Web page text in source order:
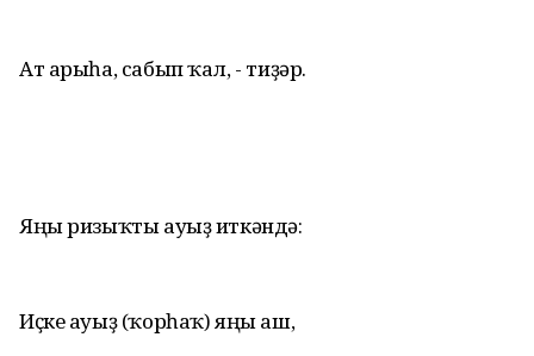
Ат арыһа, сабып ҡал, - тиҙәр.
Яңы ризыҡты ауыҙ иткәндә:
Иҫке ауыҙ (ҡорһаҡ) яңы аш,